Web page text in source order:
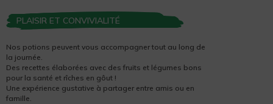
PLAISIR ET CONVIVIALITÉ
Nos potions peuvent vous accompagner tout au long de
la journée.
Des recettes élaborées avec des fruits et légumes bons
pour la santé et rîches en gôut !
Une expérience gustative à partager entre amis ou en
famille.